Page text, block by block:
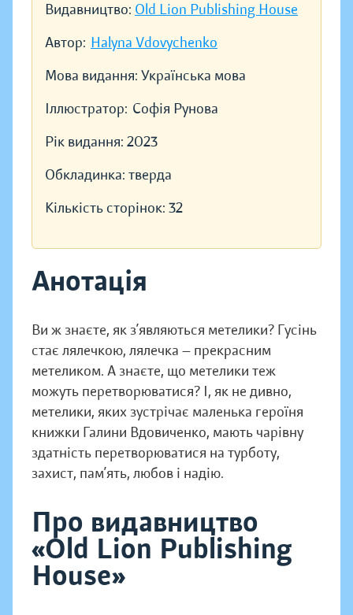
Видавництво: Old Lion Publishing House
Автор: Halyna Vdovychenko
Мова видання: Українська мова
Іллюстратор: Софія Рунова
Рік видання: 2023
Обкладинка: тверда
Кількість сторінок: 32
Анотація
Ви ж знаєте, як з’являються метелики? Гусінь
стає лялечкою, лялеч­ка — прекрасним
метеликом. А знаєте, що метелики теж
можуть перетворюватися? І, як не дивно,
метелики, яких зустрічає маленька героїня
книжки Галини Вдовиченко, мають чарівну
здатність перетворюватися на турботу,
захист, пам’ять, любов і надію.
Про видавництво
«Old Lion Publishing
House»